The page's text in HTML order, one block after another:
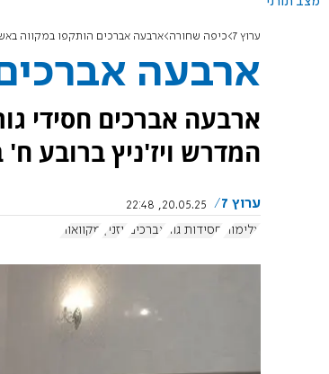
ערוץ 7 כיפה שחורה ארבעה אברכים הותקפו במקווה
ארבעה
ארבעה אברכים חסידי
המדרש ויז'ניץ ברובע
ערוץ 7
20.05.25, 22:48
אלימות
חסידות גור אברכים ויזניץ מקוואות